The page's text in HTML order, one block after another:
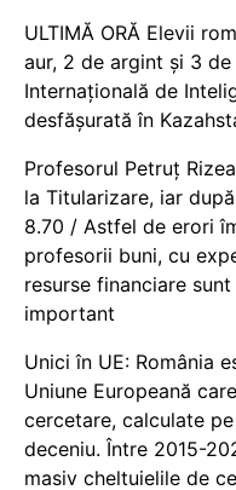
ULTIMĂ ORĂ Elevii
aur, 2 de argint și 3
Internațională de
desfășurată în
Profesorul Petruț
la Titularizare, iar
8.70 / Astfel de erori
profesorii buni, cu
resurse financiare
important
Unici în UE: România
Uniune Europeană
cercetare, calculate
deceniu. Între 2015-
masiv cheltuielile de